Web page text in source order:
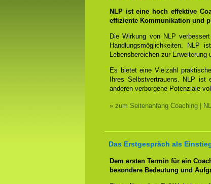
NLP ist eine hoch effektive
effiziente Kommunikation und
Die Wirkung von NLP
Handlungsmöglichkeiten. NLP
Lebensbereichen zur
Es bietet eine Vielzahl
Ihres Selbstvertrauens. NLP
anderen verborgene Potenziale
» zum Seitenanfang Coaching |
Das Erstgespräch als
Dem ersten Termin für ein
besondere Bedeutung und